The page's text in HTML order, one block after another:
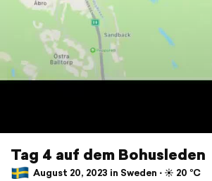
Tag 4 auf dem Bohusleden
August 20, 2023 in Sweden ⋅ ☀️ 20 °C